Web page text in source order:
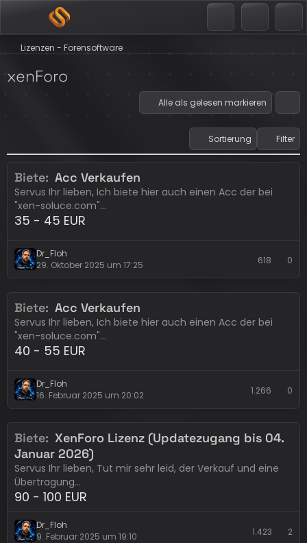
Lizenzen - Forensoftware
xenForo
Alle als gelesen markieren
Sortierung Filter
Eintrag abgelaufen xenForo
Biete Acc Verkaufen
Servus Ihr lieben, Ich biete hier auch einen Acc der bei
"xen-soluce.com"…
35 - 45 EUR
Dr_Floh
29. Oktober 2025 um 17:25
618 0
Eintrag abgelaufen xenForo
Biete Acc Verkaufen
Servus Ihr lieben, Ich biete hier auch einen Acc der bei
"xen-soluce.com"…
40 - 55 EUR
Dr_Floh
16. Februar 2025 um 20:02
1.266 0
Erledigt xenForo
Biete
XenForo Lizenz (Updatezugang bis 04.
Januar 2026)
Servus Ihr lieben, Tut mir sehr leid, der Verkauf und eine
Übertragung…
90 - 100 EUR
Dr_Floh
9. Februar 2025 um 19:10
1.423 2